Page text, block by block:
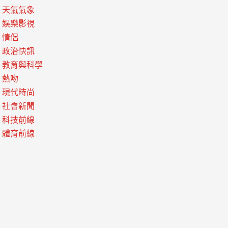
天氣氣象
娛樂影視
情侶
政治快訊
教育與科學
熱吻
現代時尚
社會新聞
科技前線
體育前線